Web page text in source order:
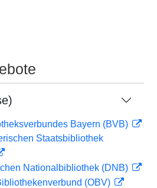
Bayern (BVB)
Staatsbibliothek
Nationalbibliothek (DNB)
(OBV)